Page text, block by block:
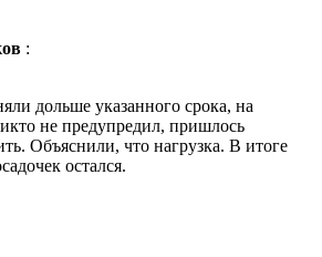
:
дольше указанного срока, на
не предупредил, пришлось
Объяснили, что нагрузка. В итоге
остался.